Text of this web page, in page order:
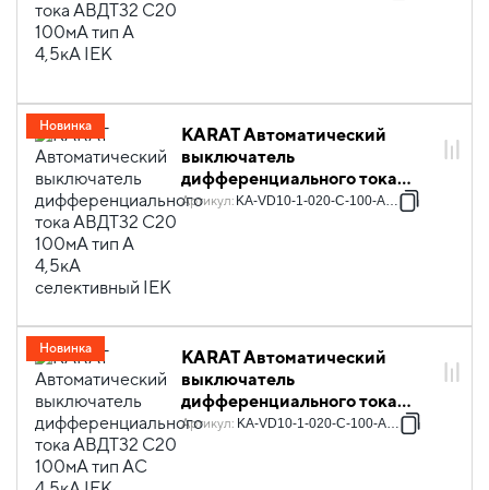
KARAT Автоматический
выключатель
дифференциального тока
АВДТ32 C20 100мА тип A
Артикул: KA-VD10-1-020-C-100-A-1S
Новинка
KARAT Автоматический
выключатель
дифференциального тока
АВДТ32 C20 100мА тип AC
Артикул: KA-VD10-1-020-C-100-AC-1
Новинка